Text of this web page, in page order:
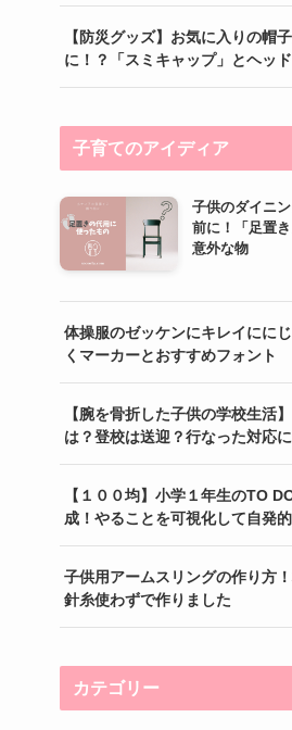
【防災グッズ】お気に入りの帽
に！？「スミキャップ」とヘッ
子育てのアイディア
子供のダイニ
前に！「足置
意外な物
体操服のゼッケンにキレイにに
くマーカーとおすすめフォント
【腕を骨折した子供の学校生活
は？登校は送迎？行なった対応
【１００均】小学１年生のTO
成！やることを可視化して自発
子供用アームスリングの作り方
針糸使わずで作りました
カテゴリー